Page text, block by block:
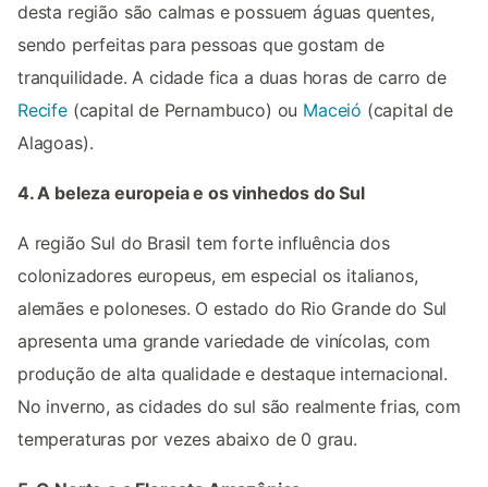
desta região são calmas e possuem águas quentes,
sendo perfeitas para pessoas que gostam de
tranquilidade. A cidade fica a duas horas de carro de
Recife(capital de Pernambuco) ou Maceió (capital de
Alagoas).
4. A beleza europeia e os vinhedos do Sul
A região Sul do Brasil tem forte influência dos
colonizadores europeus, em especial os italianos,
alemães e poloneses. O estado do Rio Grande do Sul
apresenta uma grande variedade de vinícolas, com
produção de alta qualidade e destaque internacional.
No inverno, as cidades do sul são realmente frias, com
temperaturas por vezes abaixo de 0 grau.